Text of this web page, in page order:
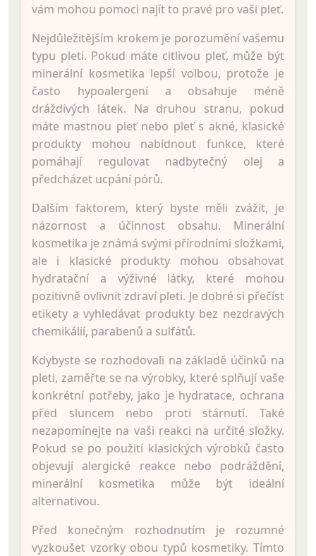
vám mohou pomoci najít to pravé pro vaši pleť.
Nejdůležitějším krokem je porozumění vašemu
typu pleti. Pokud máte citlivou pleť, může být
minerální kosmetika lepší volbou, protože je
často hypoalergení a obsahuje méně
dráždivých látek. Na druhou stranu, pokud
máte mastnou pleť nebo pleť s akné, klasické
produkty mohou nabídnout funkce, které
pomáhají regulovat nadbytečný olej a
předcházet ucpání pórů.
Dalším faktorem, který byste měli zvážit, je
názornost a účinnost obsahu. Minerální
kosmetika je známá svými přírodními složkami,
ale i klasické produkty mohou obsahovat
hydratační a výživné látky, které mohou
pozitivně ovlivnit zdraví pleti. Je dobré si přečíst
etikety a vyhledávat produkty bez nezdravých
chemikálií, parabenů a sulfátů.
Kdybyste se rozhodovali na základě účinků na
pleti, zaměřte se na výrobky, které splňují vaše
konkrétní potřeby, jako je hydratace, ochrana
před sluncem nebo proti stárnutí. Také
nezapomínejte na vaši reakci na určité složky.
Pokud se po použití klasických výrobků často
objevují alergické reakce nebo podráždění,
minerální kosmetika může být ideální
alternativou.
Před konečným rozhodnutím je rozumné
vyzkoušet vzorky obou typů kosmetiky. Tímto